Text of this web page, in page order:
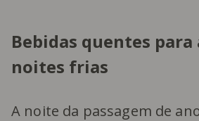
Bebidas quentes para
noites frias
A noite da passagem de